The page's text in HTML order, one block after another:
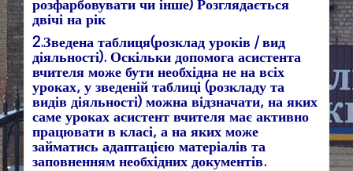
розфарбовувати чи інше) Розглядається
двічі на рік
2.Зведена таблиця(розклад уроків / вид
діяльності). Оскільки допомога асистента
вчителя може бути необхідна не на всіх
уроках, у зведеній таблиці (розкладу та
видів діяльності) можна відзначати, на яких
саме уроках асистент вчителя має активно
працювати в класі, а на яких може
займатись адаптацією матеріалів та
заповненням необхідних документів.